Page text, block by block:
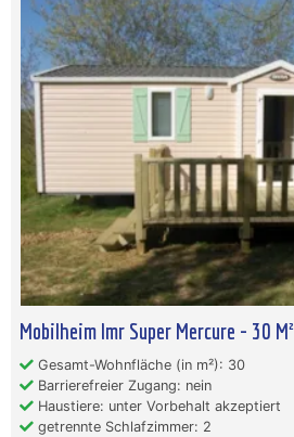
Mobilheim Imr Super Mercure - 30 M²
Gesamt-Wohnfläche (in m²): 30
Barrierefreier Zugang: nein
Haustiere: unter Vorbehalt akzeptiert
getrennte Schlafzimmer: 2